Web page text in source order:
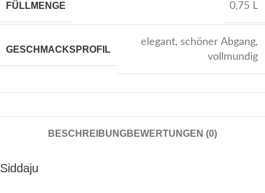
FÜLLMENGE 0,75 L
GESCHMACKSPROFIL
elegant, schöner Abgang,
vollmundig
BESCHREIBUNGBEWERTUNGEN (0)
Siddaju